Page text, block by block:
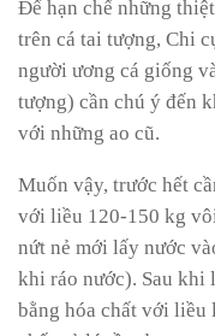
Để hạn chế những
trên cá tai tượng, Chi
người ương cá giống
tượng) cần chú ý đến
với những ao cũ.
Muốn vậy, trước hết
với liều 120-150 kg
nứt nẻ mới lấy nước
khi ráo nước). Sau khi
bằng hóa chất với liều